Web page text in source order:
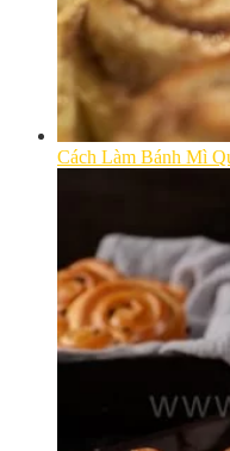
Cách Làm Bánh Mì